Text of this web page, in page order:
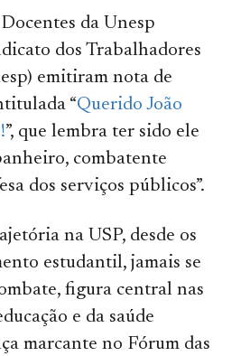
da Unesp
dos Trabalhadores
emitiram nota de
“Querido João
”, que lembra ter sido ele
combatente
dos serviços públicos”.
na USP, desde os
estudantil, jamais se
figura central nas
e da saúde
marcante no Fórum das